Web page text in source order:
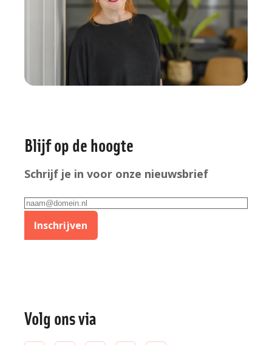
informatie
Blijf op de hoogte
Schrijf je in voor onze nieuwsbrief
E-
mailadres
Inschrijven
Volg ons via